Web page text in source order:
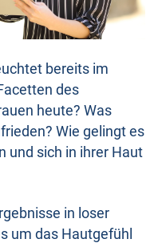
bereits im
des
heute? Was
Wie gelingt es
und sich in ihrer Haut
in loser
um das Hautgefühl